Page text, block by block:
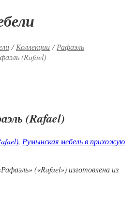
/Коллекции/Рафаэль
(Rafael)
(Rafael)
, Румынская мебель в прихожую
(«Rafael») изготовлена из